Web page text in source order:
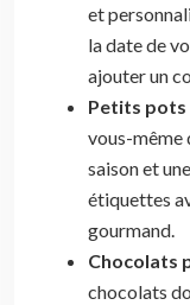
et
la date de
ajouter un
Petits pots
vous-même
saison et
étiquettes
gourmand.
Chocolats
chocolats